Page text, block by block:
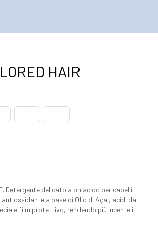
HAIR
E. Detergente delicato a ph acido per capelli
a base di Olio di Açai, acidi da
film protettivo, rendendo più lucente il